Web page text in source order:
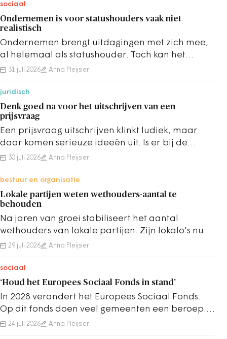
sociaal
Ondernemen is voor statushouders vaak niet
realistisch
Ondernemen brengt uitdagingen met zich mee,
al helemaal als statushouder. Toch kan het
helpen met de inburgering en werk op niveau
31 juli 2026 Anna Pleijsier
juridisch
Denk goed na voor het uitschrijven van een
prijsvraag
Een prijsvraag uitschrijven klinkt ludiek, maar
daar komen serieuze ideeën uit. Is er bij de
uitvoering genoeg kennis over de regelgeving?
30 juli 2026 Anna Pleijsier
bestuur en organisatie
Lokale partijen weten wethouders-aantal te
behouden
Na jaren van groei stabiliseert het aantal
wethouders van lokale partijen. Zijn lokalo's nu
een vast gegeven in het gemeentebestuur?
29 juli 2026 Anna Pleijsier
sociaal
‘Houd het Europees Sociaal Fonds in stand’
In 2028 verandert het Europees Sociaal Fonds.
Op dit fonds doen veel gemeenten een beroep.
Het ESF moet behouden worden, zegt de VNG.
24 juli 2026 Anna Pleijsier